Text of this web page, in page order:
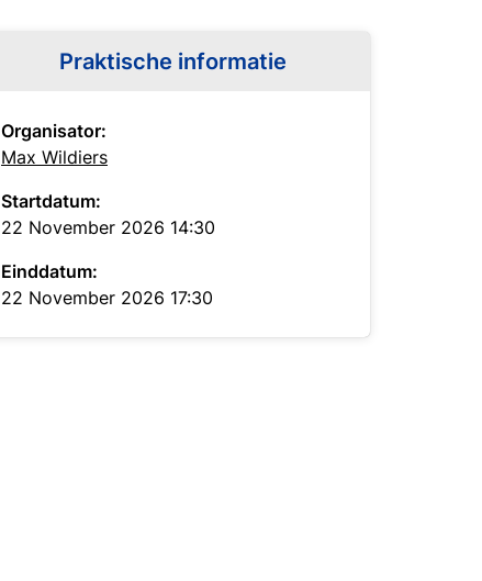
Praktische informatie
Organisator:
Max Wildiers
Startdatum:
22 November 2026 14:30
Einddatum:
22 November 2026 17:30